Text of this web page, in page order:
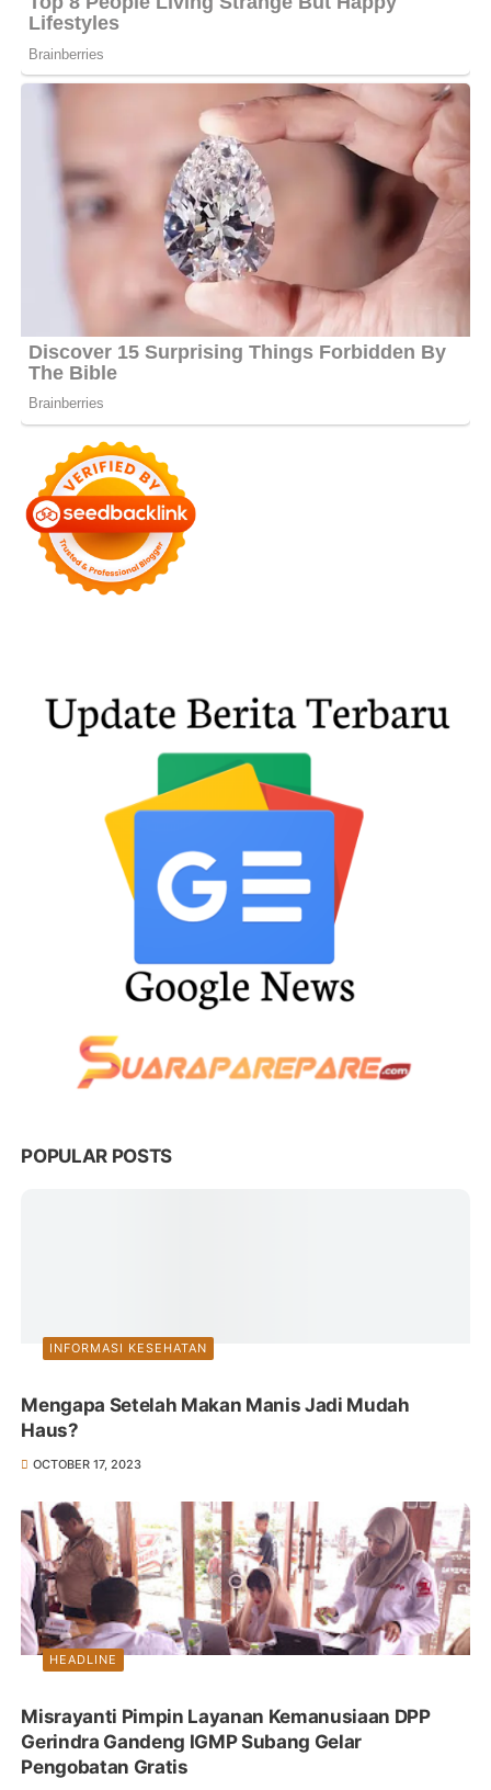
POPULAR POSTS
INFORMASI KESEHATAN
Mengapa Setelah Makan Manis Jadi Mudah
Haus?
OCTOBER 17, 2023
HEADLINE
Misrayanti Pimpin Layanan Kemanusiaan DPP
Gerindra Gandeng IGMP Subang Gelar
Pengobatan Gratis